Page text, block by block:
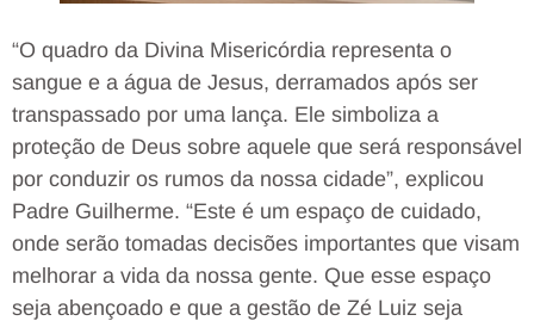
“O quadro da Divina Misericórdia representa o
sangue e a água de Jesus, derramados após ser
transpassado por uma lança. Ele simboliza a
proteção de Deus sobre aquele que será responsável
por conduzir os rumos da nossa cidade”, explicou
Padre Guilherme. “Este é um espaço de cuidado,
onde serão tomadas decisões importantes que visam
melhorar a vida da nossa gente. Que esse espaço
seja abençoado e que a gestão de Zé Luiz seja